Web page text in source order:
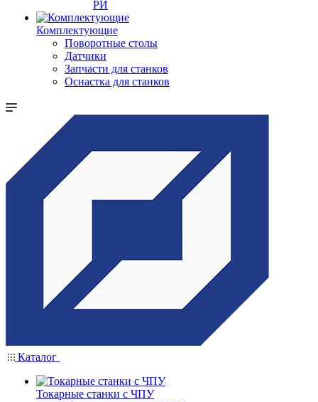
РИ
Комплектующие
Поворотные столы
Датчики
Запчасти для станков
Оснастка для станков
Каталог
Токарные станки с ЧПУ